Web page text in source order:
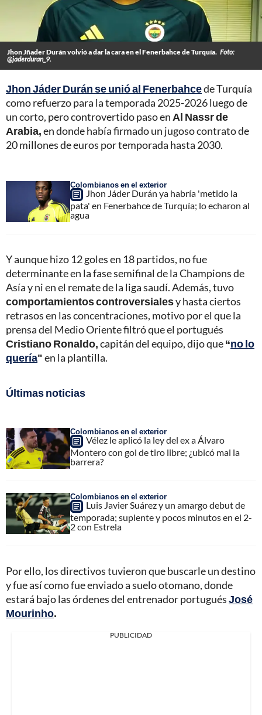
Jhon Jñader Durán volvió a dar la cara en el Fenerbahce de Turquía. Foto:
@jaderduran_9.
Jhon Jáder Durán se unió al Fenerbahcede Turquía
como refuerzo para la temporada 2025-2026 luego de
un corto, pero controvertido paso en Al Nassr de
Arabia,en donde había firmado un jugoso contrato de
20 millones de euros por temporada hasta 2030.
Colombianos en el exterior
Jhon Jáder Durán ya habría 'metido la
pata' en Fenerbahce de Turquía; lo echaron al
agua
Y aunque hizo 12 goles en 18 partidos, no fue
determinante en la fase semifinal de la Champions de
Asía y ni en el remate de la liga saudí. Además, tuvo
comportamientos controversialesy hasta ciertos
retrasos en las concentraciones, motivo por el que la
prensa del Medio Oriente filtró que el portugués
Cristiano Ronaldo,capitán del equipo, dijo que“no lo
quería"en la plantilla.
Últimas noticias
Colombianos en el exterior
Vélez le aplicó la ley del ex a Álvaro
Montero con gol de tiro libre; ¿ubicó mal la
barrera?
Colombianos en el exterior
Luis Javier Suárez y un amargo debut de
temporada; suplente y pocos minutos en el 2-
2 con Estrela
Por ello, los directivos tuvieron que buscarle un destino
y fue así como fue enviado a suelo otomano, donde
estará bajo las órdenes del entrenador portuguésJosé
Mourinho.
PUBLICIDAD